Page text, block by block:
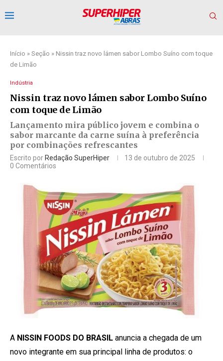
Início » Seção » Nissin traz novo lámen sabor Lombo Suíno com toque
de Limão
Indústria
Nissin traz novo lámen sabor Lombo Suíno
com toque de Limão
Lançamento mira público jovem e combina o
sabor marcante da carne suína à preferência
por combinações refrescantes
Escrito porRedação SuperHiper
13 de outubro de 2025
0 Comentários
A NISSIN FOODS DO BRASIL anuncia a chegada de um
novo integrante em sua principal linha de produtos: o